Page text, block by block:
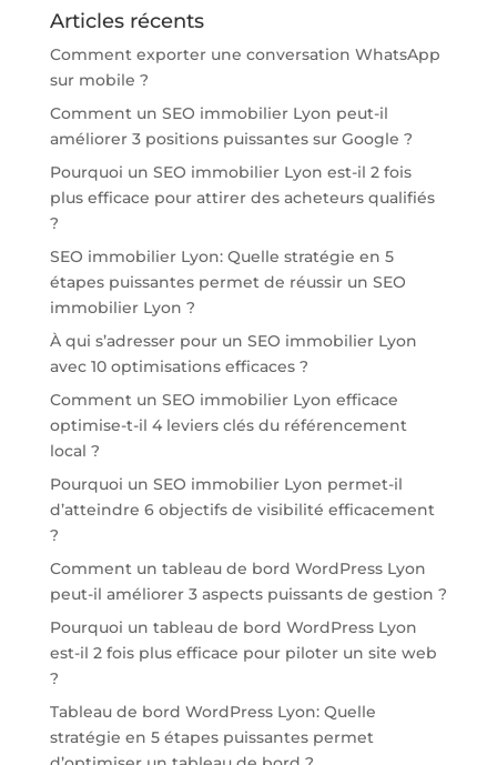
Articles récents
Comment exporter une conversation WhatsApp
sur mobile ?
Comment un SEO immobilier Lyon peut-il
améliorer 3 positions puissantes sur Google ?
Pourquoi un SEO immobilier Lyon est-il 2 fois
plus efficace pour attirer des acheteurs qualifiés
?
SEO immobilier Lyon: Quelle stratégie en 5
étapes puissantes permet de réussir un SEO
immobilier Lyon ?
À qui s’adresser pour un SEO immobilier Lyon
avec 10 optimisations efficaces ?
Comment un SEO immobilier Lyon efficace
optimise-t-il 4 leviers clés du référencement
local ?
Pourquoi un SEO immobilier Lyon permet-il
d’atteindre 6 objectifs de visibilité efficacement
?
Comment un tableau de bord WordPress Lyon
peut-il améliorer 3 aspects puissants de gestion ?
Pourquoi un tableau de bord WordPress Lyon
est-il 2 fois plus efficace pour piloter un site web
?
Tableau de bord WordPress Lyon: Quelle
stratégie en 5 étapes puissantes permet